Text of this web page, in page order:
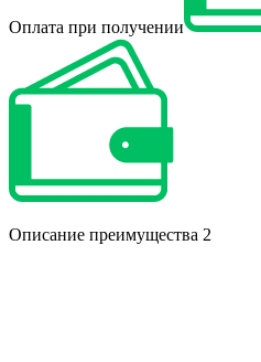
Оплата при получении
Описание преимущества 2